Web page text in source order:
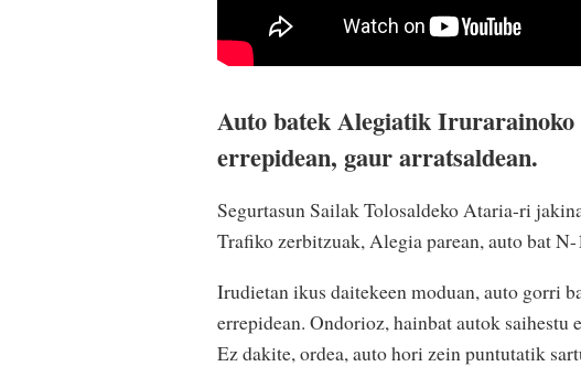
Auto batek Alegiatik Irurarainoko
errepidean, gaur arratsaldean.
Segurtasun Sailak Tolosaldeko Ataria-ri
Trafiko zerbitzuak, Alegia parean, auto bat
Irudietan ikus daitekeen moduan, auto gorri
errepidean. Ondorioz, hainbat autok
Ez dakite, ordea, auto hori zein puntutatik